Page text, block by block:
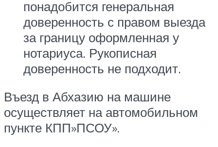
понадобится генеральная
доверенность с правом выезда
за границу оформленная у
нотариуса. Рукописная
доверенность не подходит.
Въезд в Абхазию на машине
осуществляет на автомобильном
пункте КПП»ПСОУ».